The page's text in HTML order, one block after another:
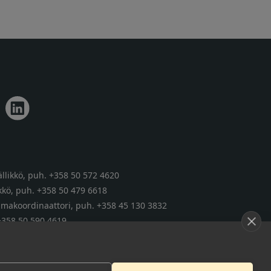
puh. +358 50 572 4620
puh. +358 50 479 6618
puh. +358 45 130 3832
50 590 4619